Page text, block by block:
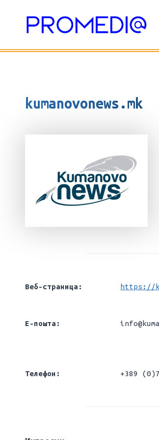
content
kumanovonews.mk
Веб-страница: https://
Е-пошта:
Телефон: +389